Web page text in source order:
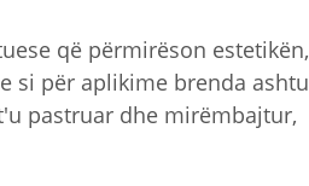
që përmirëson estetikën,
si për aplikime brenda ashtu
pastruar dhe mirëmbajtur,